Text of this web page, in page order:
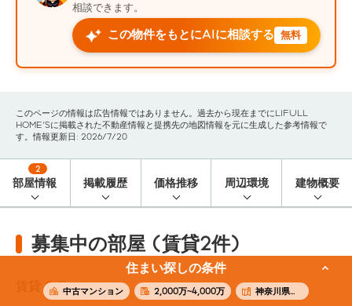
住まい探しの条件
中古マンション 2,000万~4,000万 神奈川県横浜市中区
相談できます。
この物件をもとにAIに相談する 無料
このページの情報は広告情報ではありません。過去から現在までにLIFULL
HOME'Sに掲載された不動産情報と提携先の地図情報を元に生成した参考情報で
す。情報更新日: 2026/7/20
部屋情報
2
掲載履歴 価格推移 周辺環境 建物概要
募集中の部屋 (賃貸2件)
2 件